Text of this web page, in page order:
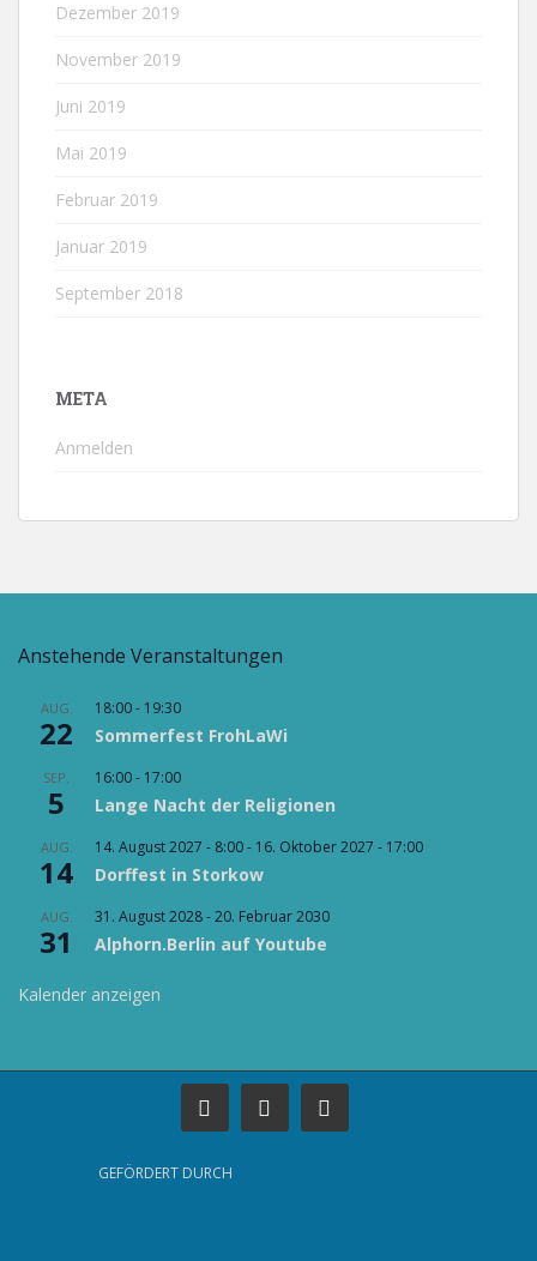
Dezember 2019
November 2019
Juni 2019
Mai 2019
Februar 2019
Januar 2019
September 2018
META
Anmelden
Anstehende Veranstaltungen
AUG.
22
18:00- 19:30
Sommerfest FrohLaWi
SEP.
5
16:00- 17:00
Lange Nacht der Religionen
AUG.
14
14. August 2027 - 8:00- 16. Oktober 2027 - 17:00
Dorffest in Storkow
AUG.
31
31. August 2028-20. Februar 2030
Alphorn.Berlin auf Youtube
Kalender anzeigen
GEFÖRDERT DURCH